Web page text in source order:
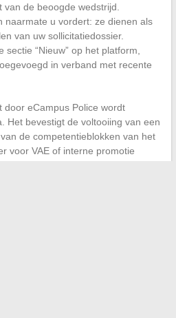
de beoogde wedstrijd.
naarmate u vordert: ze dienen als
van uw sollicitatiedossier.
“Nieuw” op het platform,
in verband met recente
door eCampus Police wordt
Het bevestigt de voltooiing van een
de competentieblokken van het
voor VAE of interne promotie